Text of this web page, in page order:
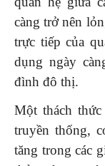
càng trở nên
trực tiếp của
dụng ngày
đình đô thị.
Một thách
truyền thống,
tăng trong các